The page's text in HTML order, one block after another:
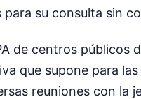
su consulta sin
de centros públicos
que supone para
reuniones con la